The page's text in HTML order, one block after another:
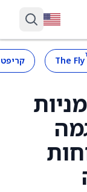
The Fly